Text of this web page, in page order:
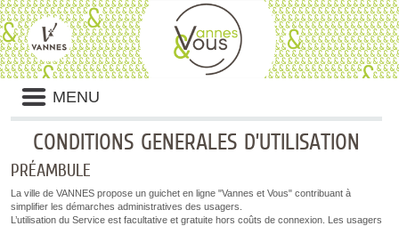
Liste
des
avertissements
MENU
CONDITIONS GENERALES D’UTILISATION
PRÉAMBULE
La ville de VANNES propose un guichet en ligne "Vannes et Vous" contribuant à
simplifier les démarches administratives des usagers.
L’utilisation du Service est facultative et gratuite hors coûts de connexion. Les usagers
Panneau de gestion des cookies